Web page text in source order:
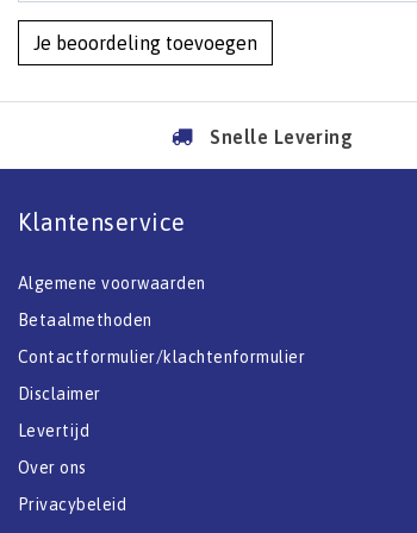
Je beoordeling toevoegen
Snelle Levering
Klantenservice
Algemene voorwaarden
Betaalmethoden
Contactformulier/klachtenformulier
Disclaimer
Levertijd
Over ons
Privacybeleid